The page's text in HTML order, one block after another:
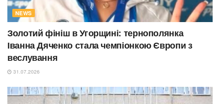
NEWS
Золотий фініш в Угорщині: тернополянка
Іванна Дяченко стала чемпіонкою Європи з
веслування
31.07.2026